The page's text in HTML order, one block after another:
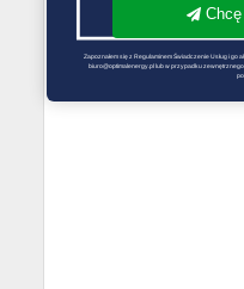
Zapoznałem się z Regulaminem Świadczenie Usług i
biuro@optimalenergy.pl lub w przypadku